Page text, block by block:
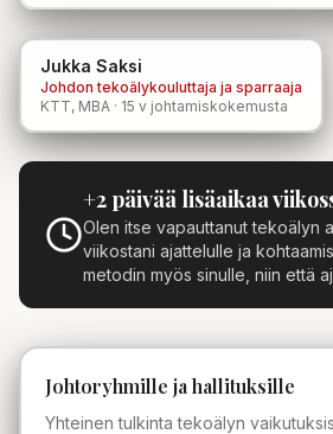
Jukka Saksi
Johdon tekoälykouluttaja ja sparraaja
KTT, MBA · 15 v johtamiskokemusta
+2 päivää lisäaikaa
Olen itse vapauttanut tekoälyn
viikostani ajattelulle ja
metodin myös sinulle, niin että
Johtoryhmille ja hallituksille
Yhteinen tulkinta tekoälyn